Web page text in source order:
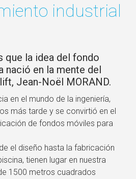
industrial
que la idea del fondo
nació en la mente del
Jean-Noël MORAND.
en el mundo de la ingeniería,
más tarde y se convirtió en el
de fondos móviles para
el diseño hasta la fabricación
tienen lugar en nuestra
1500 metros cuadrados